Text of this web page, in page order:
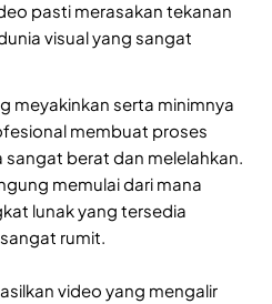
pasti merasakan tekanan
visual yang sangat
meyakinkan serta minimnya
membuat proses
sangat berat dan melelahkan.
memulai dari mana
lunak yang tersedia
rumit.
video yang mengalir